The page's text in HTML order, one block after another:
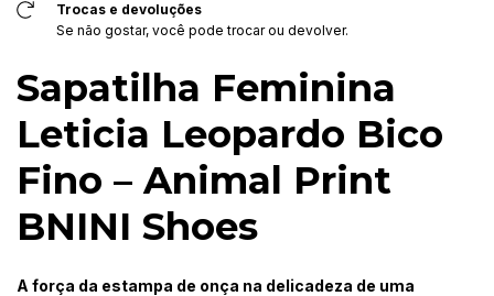
Trocas e devoluções
Se não gostar, você pode trocar ou devolver.
Sapatilha Feminina
Leticia Leopardo Bico
Fino – Animal Print
BNINI Shoes
A força da estampa de onça na delicadeza de uma